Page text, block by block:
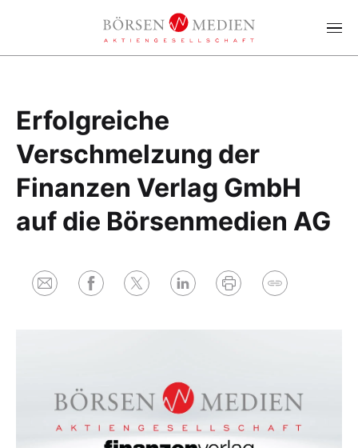
Erfolgreiche
Verschmelzung der
Finanzen Verlag GmbH
auf die Börsenmedien AG